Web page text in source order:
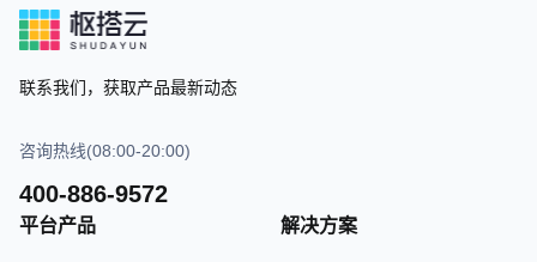
联系我们，获取产品最新动态
咨询热线(08:00-20:00)
400-886-9572
平台产品 解决方案